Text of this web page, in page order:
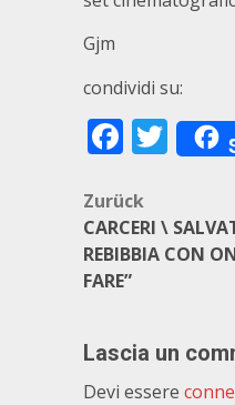
Gjm
condividi su:
Zurück
CARCERI \
REBIBBIA CON
FARE”
Lascia un
Devi essere